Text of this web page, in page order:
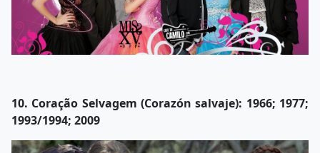
10. Coração Selvagem (Corazón salvaje): 1966; 1977;
1993/1994; 2009